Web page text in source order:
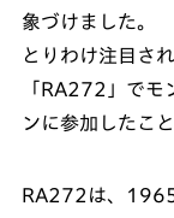
象づけました。
とりわけ注目さ
「RA272」でモ
ンに参加したこ
RA272は、1965